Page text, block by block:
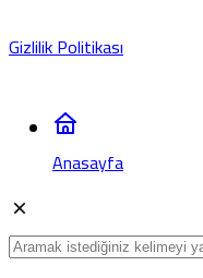
Gizlilik Politikası
Anasayfa